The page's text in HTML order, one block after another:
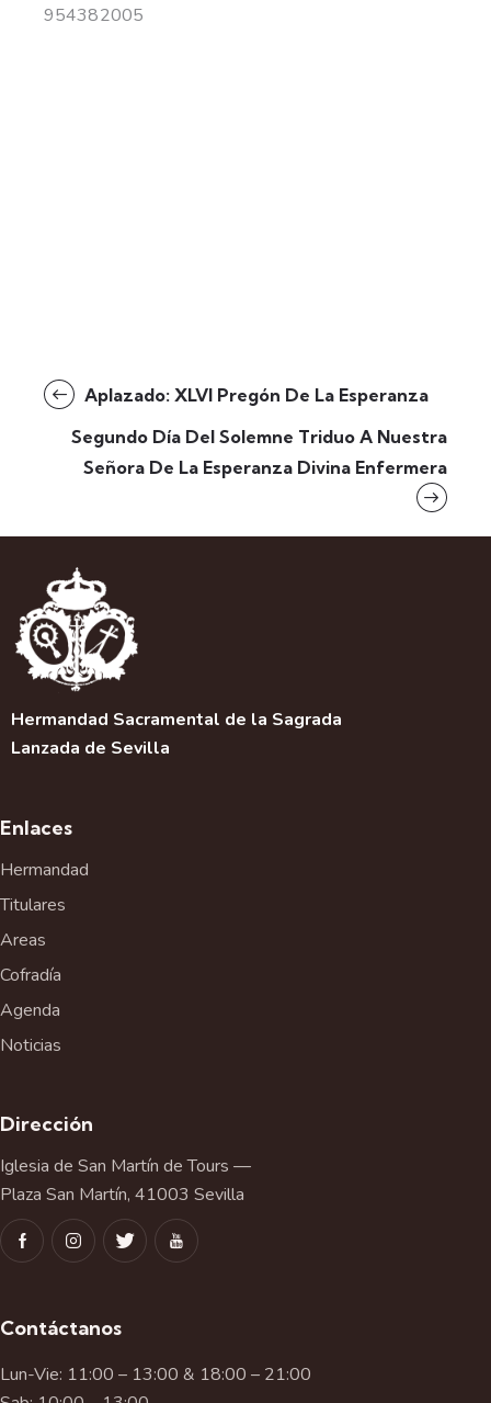
954382005
Aplazado: XLVI Pregón De La Esperanza
Segundo Día Del Solemne Triduo A Nuestra
Señora De La Esperanza Divina Enfermera
Hermandad Sacramental de la Sagrada
Lanzada de Sevilla
Enlaces
Hermandad
Titulares
Areas
Cofradía
Agenda
Noticias
Dirección
Iglesia de San Martín de Tours —
Plaza San Martín, 41003 Sevilla
Contáctanos
Lun-Vie: 11:00 – 13:00 & 18:00 – 21:00